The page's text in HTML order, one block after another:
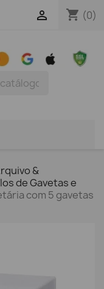
shopping_cart (0)

&
de Gavetas e
com 5 gavetas